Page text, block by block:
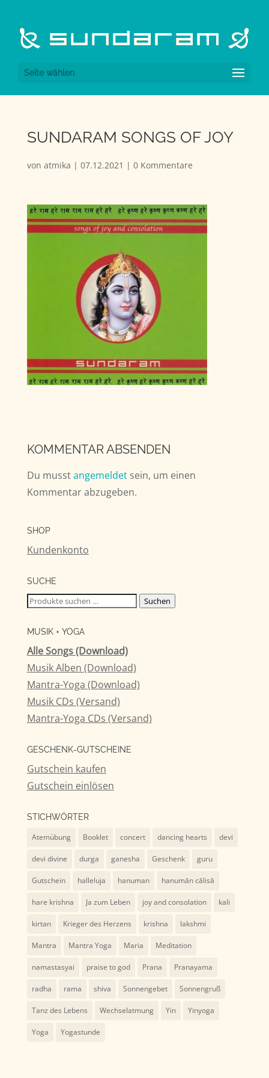
Seite wählen
SUNDARAM SONGS OF JOY
von atmika | 07.12.2021 | 0 Kommentare
KOMMENTAR ABSENDEN
Du musstangemeldetsein, um einen
Kommentar abzugeben.
SHOP
Kundenkonto
SUCHE
Suchen
Suchen
MUSIK + YOGA
Alle Songs (Download)
Musik Alben (Download)
Mantra-Yoga (Download)
Musik CDs (Versand)
Mantra-Yoga CDs (Versand)
GESCHENK-GUTSCHEINE
Gutschein kaufen
Gutschein einlösen
STICHWÖRTER
Atemübung Booklet concert dancing hearts devi
devi divine durga ganesha Geschenk guru
Gutschein halleluja hanuman hanumān cālisā
hare krishna Ja zum Leben joy and consolation kali
kirtan Krieger des Herzens krishna lakshmi
Mantra Mantra Yoga Maria Meditation
namastasyai praise to god Prana Pranayama
radha rama shiva Sonnengebet Sonnengruß
Tanz des Lebens Wechselatmung Yin Yinyoga
Yoga Yogastunde